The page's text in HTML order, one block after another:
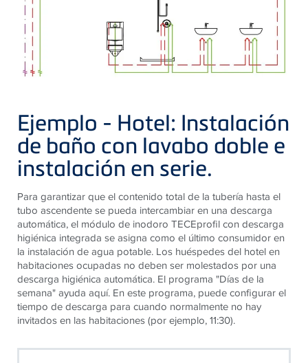
Ejemplo - Hotel: Instalación
de baño con lavabo doble e
instalación en serie.
Para garantizar que el contenido total de la tubería hasta el
tubo ascendente se pueda intercambiar en una descarga
automática, el módulo de inodoro TECEprofil con descarga
higiénica integrada se asigna como el último consumidor en
la instalación de agua potable. Los huéspedes del hotel en
habitaciones ocupadas no deben ser molestados por una
descarga higiénica automática. El programa "Días de la
semana" ayuda aquí. En este programa, puede configurar el
tiempo de descarga para cuando normalmente no hay
invitados en las habitaciones (por ejemplo, 11:30).